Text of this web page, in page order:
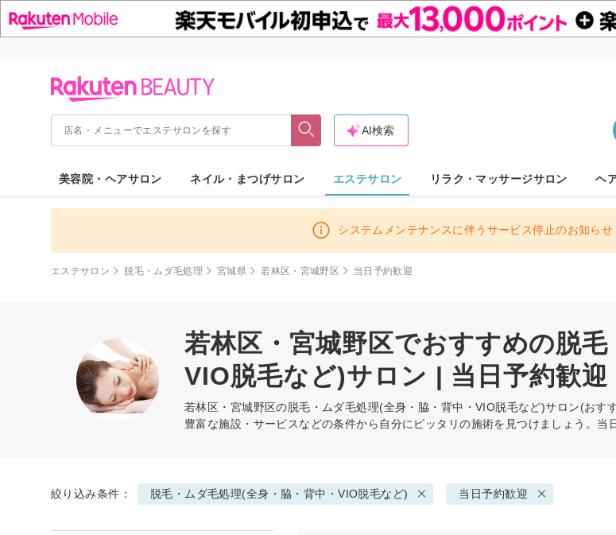
AI検索
美容院・ヘアサロン ネイル・まつげサロン エステサロン リラク・マッサージサロン ヘ
システムメンテナンスに伴うサービス停止のお知ら
エステサロン 脱毛・ムダ毛処理 宮城県 若林区・宮城野区 当日予約歓迎
若林区・宮城野区でおすすめの脱
VIO脱毛など)サロン | 当日予約歓迎
若林区・宮城野区の脱毛・ムダ毛処理(全身・脇・背中・VIO脱毛など)サロン(おす
豊富な施設・サービスなどの条件から自分にピッタリの施術を見つけましょう。当
絞り込み条件： 脱毛・ムダ毛処理(全身・脇・背中・VIO脱毛など) 当日予約歓迎